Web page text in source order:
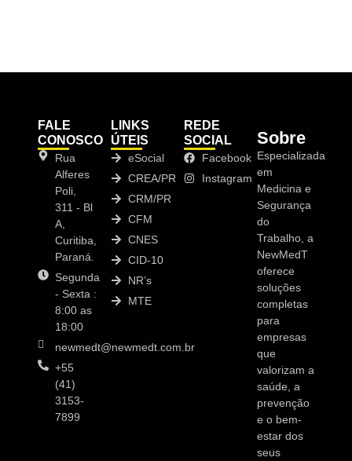
FALE
CONOSCO
Rua
Alferes
Poli,
311 - Bl
A,
Curitiba,
Paraná.
Segunda
- Sexta :
8:00 as
18:00
newmedt@newmedt.com.br
+55
(41)
3153-
7899
LINKS
ÚTEIS
eSocial
CREA/PR
CRM/PR
CFM
CNES
CID-10
NR’s
MTE
REDE
SOCIAL
Facebook
Instagram
Sobre
Especializada
em
Medicina e
Segurança
do
Trabalho, a
NewMedT
oferece
soluções
completas
para
empresas
que
valorizam a
saúde, a
prevenção
e o bem-
estar dos
seus